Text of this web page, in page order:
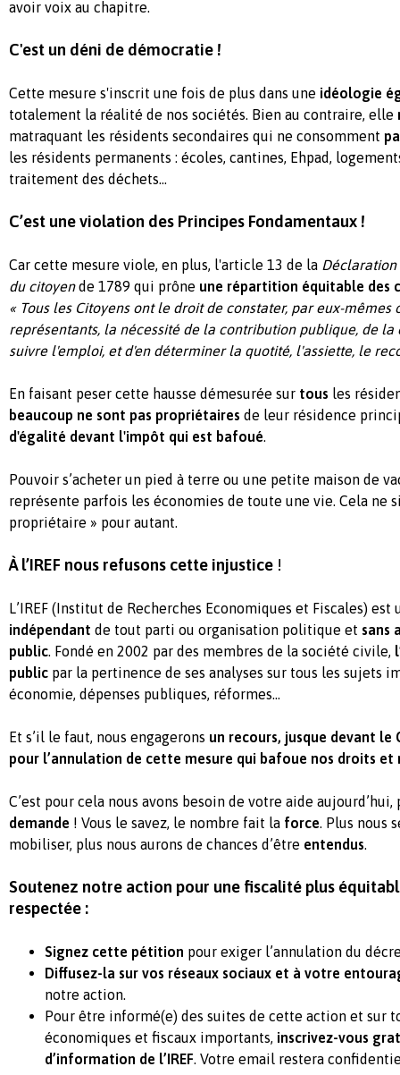
avoir voix au chapitre.
C'est un déni de démocratie !
Cette mesure s'inscrit une fois de plus dans une idéologie
totalement la réalité de nos sociétés. Bien au contraire, elle
matraquant les résidents secondaires qui ne consomment
les résidents permanents : écoles, cantines, Ehpad,
traitement des déchets…
C’est une violation des Principes Fondamentaux !
Car cette mesure viole, en plus, l'article 13 de la
du citoyende 1789 qui prône une répartition équitable des
« Tous les Citoyens ont le droit de constater, par eux-mêmes
représentants, la nécessité de la contribution publique, de
suivre l'emploi, et d'en déterminer la quotité, l'assiette, le
En faisant peser cette hausse démesurée sur tous les
beaucoup ne sont pas propriétaires de leur résidence
d'égalité devant l'impôt qui est bafoué.
Pouvoir s’acheter un pied à terre ou une petite maison de
représente parfois les économies de toute une vie. Cela ne
propriétaire » pour autant.
À l’IREF nous refusons cette injustice !
L’IREF (Institut de Recherches Economiques et Fiscales)
indépendant de tout parti ou organisation politique et sans
public. Fondé en 2002 par des membres de la société civile,
public par la pertinence de ses analyses sur tous les sujets
économie, dépenses publiques, réformes…
Et s’il le faut, nous engagerons un recours, jusque devant
pour l’annulation de cette mesure qui bafoue nos droits et
C’est pour cela nous avons besoin de votre aide
demande ! Vous le savez, le nombre fait la force. Plus nous
mobiliser, plus nous aurons de chances d’être entendus.
Soutenez notre action pour une fiscalité plus
respectée :
Signez cette pétition pour exiger l’annulation du
Diffusez-la sur vos réseaux sociaux et à votre
notre action.
Pour être informé(e) des suites de cette action et sur
économiques et fiscaux importants, inscrivez-vous
d’information de l’IREF. Votre email restera